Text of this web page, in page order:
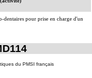
dentaires pour prise en charge d'un
du PMSI français